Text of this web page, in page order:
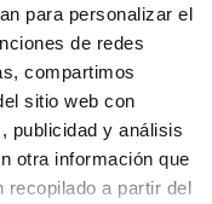
para personalizar el
de redes
compartimos
sitio web con
publicidad y análisis
otra información que
recopilado a partir del